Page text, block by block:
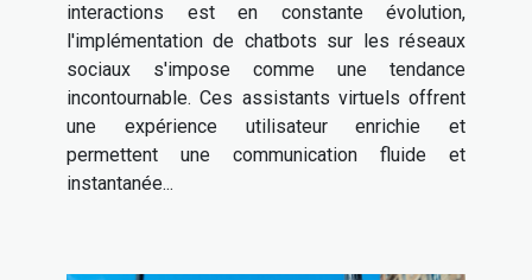
interactions est en constante évolution,
l'implémentation de chatbots sur les réseaux
sociaux s'impose comme une tendance
incontournable. Ces assistants virtuels offrent
une expérience utilisateur enrichie et
permettent une communication fluide et
instantanée...